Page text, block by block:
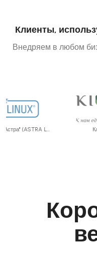
Клиенты,
Внедряем в любом
Клиника Кивач